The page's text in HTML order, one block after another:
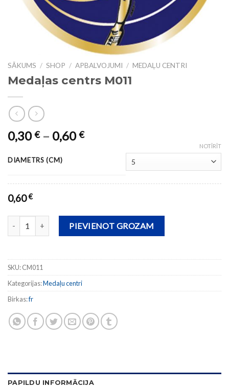
SĀKUMS / SHOP / APBALVOJUMI / MEDAĻU CENTRI
Medaļas centrs M011
0,30€– 0,60€
DIAMETRS (CM)
NOTĪRĪT
0,60€
Medaļas centrs M011 daudzumsPIEVIENOT GROZAM
SKU:CM011
Kategorijas:Medaļu centri
Birkas:fr
PAPILDU INFORMĀCIJA